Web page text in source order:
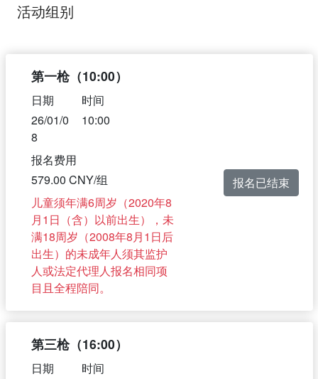
活动组别
第一枪（10:00）
日期
26/01/0
8
时间
10:00
报名费用
579.00 CNY/组
儿童须年满6周岁（2020年8
月1日（含）以前出生），未
满18周岁（2008年8月1日后
出生）的未成年人须其监护
人或法定代理人报名相同项
目且全程陪同。
报名已结束
第三枪（16:00）
日期
时间